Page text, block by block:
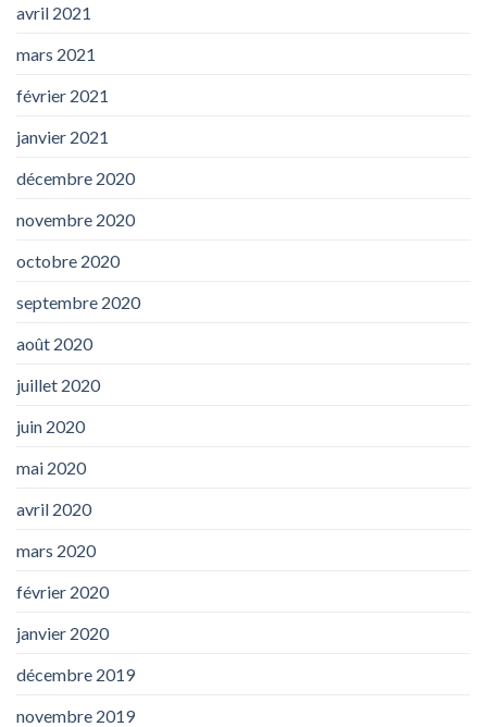
avril 2021
mars 2021
février 2021
janvier 2021
décembre 2020
novembre 2020
octobre 2020
septembre 2020
août 2020
juillet 2020
juin 2020
mai 2020
avril 2020
mars 2020
février 2020
janvier 2020
décembre 2019
novembre 2019